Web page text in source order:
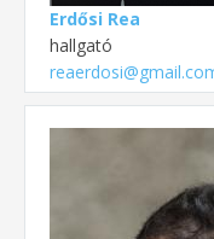
Erdősi Rea
hallgató